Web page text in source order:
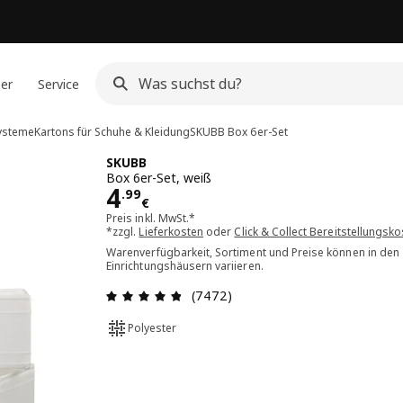
Service
Kartons für Schuhe & KleidungSKUBB Box 6er-Set
SKUBB
Box 6er-Set, weiß
4.99
€
Preis 4.99€
Preis inkl. MwSt.*
*zzgl.Lieferkosten oder Click & Collect
Warenverfügbarkeit, Sortiment und Preise können in den
Einrichtungshäusern variieren.
Bewertung: 4.8 von 5 Sterne
(7472)
Polyester